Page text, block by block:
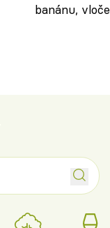
banánu,